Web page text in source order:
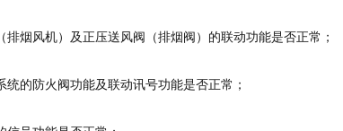
烟风机）及正压送风阀（排烟阀）的联动功能是否正常；
的防火阀功能及联动讯号功能是否正常；